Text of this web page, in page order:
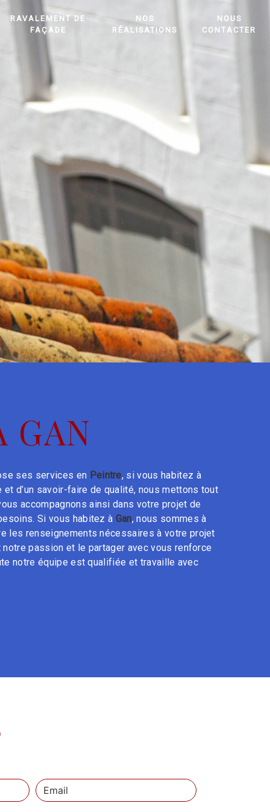
RAVALEMENT DE
FAÇADE
NOS
RÉALISATIONS
NOUS
CONTACTER
GAN
ses services en Peintre, si vous habitez à
et d’un savoir-faire de qualité, nous mettons tout
accompagnons ainsi dans votre projet de
Si vous habitez à Gan, nous sommes à
les renseignements nécessaires à votre projet
passion et le partager avec vous renforce
notre équipe est qualifiée et travaille avec